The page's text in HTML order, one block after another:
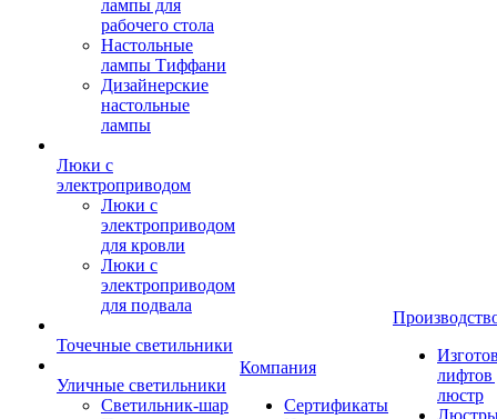
лампы для
рабочего стола
Настольные
лампы Тиффани
Дизайнерские
настольные
лампы
Люки с
электроприводом
Люки с
электроприводом
для кровли
Люки с
электроприводом
для подвала
Точечные светильники
Уличные светильники
Светильник-шар
Компания
Сертификаты
лифтов
люстр